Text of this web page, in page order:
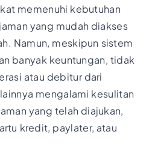
memenuhi kebutuhan
yang mudah diakses
Namun, meskipun sistem
banyak keuntungan, tidak
atau debitur dari
mengalami kesulitan
yang telah diajukan,
kredit, paylater, atau